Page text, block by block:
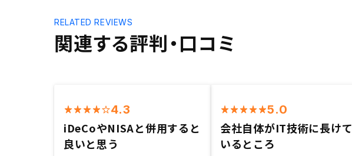
関連する評判・口コミ
RELATED REVIEWS
4.3
iDeCoやNISAと併用すると
良いと思う
5.0
会社自体がIT技術に長けて
いるところ